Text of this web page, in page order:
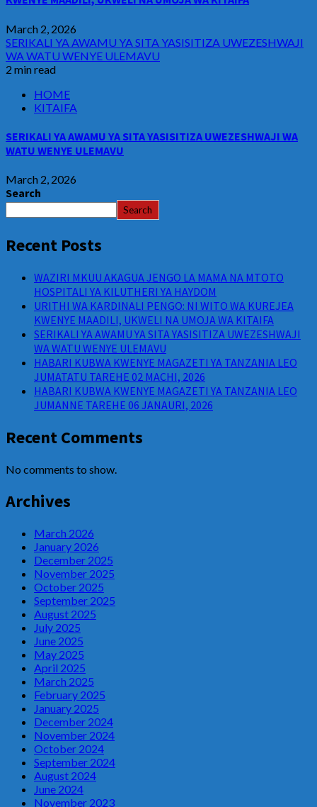
March 2, 2026
SERIKALI YA AWAMU YA SITA YASISITIZA UWEZESHWAJI
WA WATU WENYE ULEMAVU
2 min read
HOME
KITAIFA
SERIKALI YA AWAMU YA SITA YASISITIZA UWEZESHWAJI WA
WATU WENYE ULEMAVU
March 2, 2026
Search
Search
Recent Posts
WAZIRI MKUU AKAGUA JENGO LA MAMA NA MTOTO
HOSPITALI YA KILUTHERI YA HAYDOM
URITHI WA KARDINALI PENGO: NI WITO WA KUREJEA
KWENYE MAADILI, UKWELI NA UMOJA WA KITAIFA
SERIKALI YA AWAMU YA SITA YASISITIZA UWEZESHWAJI
WA WATU WENYE ULEMAVU
HABARI KUBWA KWENYE MAGAZETI YA TANZANIA LEO
JUMATATU TAREHE 02 MACHI, 2026
HABARI KUBWA KWENYE MAGAZETI YA TANZANIA LEO
JUMANNE TAREHE 06 JANAURI, 2026
Recent Comments
No comments to show.
Archives
March 2026
January 2026
December 2025
November 2025
October 2025
September 2025
August 2025
July 2025
June 2025
May 2025
April 2025
March 2025
February 2025
January 2025
December 2024
November 2024
October 2024
September 2024
August 2024
June 2024
November 2023